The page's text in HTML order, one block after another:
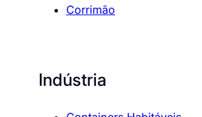
Corrimão
Indústria